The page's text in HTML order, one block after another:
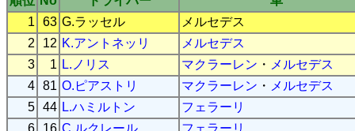
1
63 G.ラッセル
メルセデス
2
12 K.アントネッリ
メルセデス
3
1 L.ノリス マクラーレン ・ メルセデス
4 81 O.ピアストリ マクラーレン ・ メルセデス
5 44 L.ハミルトン
フェラーリ
6
16 C.ルクレール
フェラーリ